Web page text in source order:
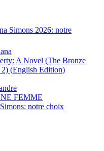
Simons 2026: notre
A Novel (The Bronze
(English Edition)
FEMME
notre choix